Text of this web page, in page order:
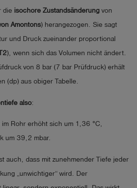
die isochore Zustandsänderung von
Amontons) herangezogen. Sie sagt
und Druck zueinander proportional
), wenn sich das Volumen nicht ändert.
von 8 bar (7 bar Prüfdruck) erhält
(dp) aus obiger Tabelle.
also:
Rohr erhöht sich um 1,36 °C,
um 39,2 mbar.
auch, dass mit zunehmender Tiefe jeder
„unwichtiger“ wird. Der